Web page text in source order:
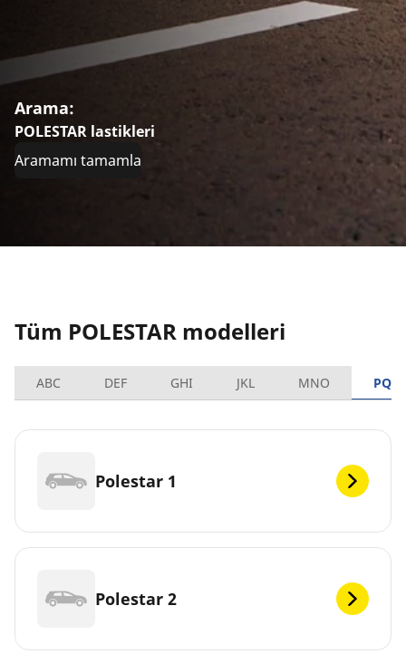
Arama:
POLESTAR lastikleri
Aramamı tamamla
Tüm POLESTAR modelleri
ABC DEF GHI JKL MNO PQRS
Polestar 1
Polestar 2